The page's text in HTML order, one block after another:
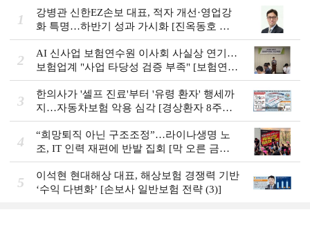
1
강병관 신한EZ손보 대표, 적자 개선·영업강
화 특명…하반기 성과 가시화 [진옥동호 신
한금융, 부스트업 점검]
2
AI 신사업 보험연수원 이사회 사실상 연기…
보험업계 "사업 타당성 검증 부족" [보험연수
원 AI사업 논란]
3
한의사가 '셀프 진료'부터 '유령 환자' 행세까
지…자동차보험 악용 심각 [경상환자 8주룰
도입 초읽기]
4
“희망퇴직 아닌 구조조정”…라이나생명 노
조, IT 인력 재편에 반발 집회 [막 오른 금융
권 하투(夏鬪)]
5
이석현 현대해상 대표, 해상보험 경쟁력 기반
‘수익 다변화ʼ [손보사 일반보험 전략 (3)]